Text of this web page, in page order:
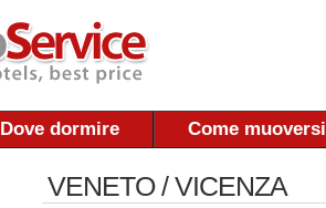
Dove dormire Come muoversi
VENETO / VICENZA